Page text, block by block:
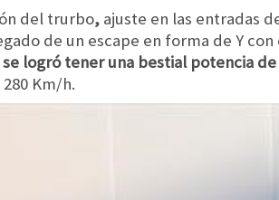
del trurbo, ajuste en las entradas
de un escape en forma de Y
logró tener una bestial potencia de
Km/h.